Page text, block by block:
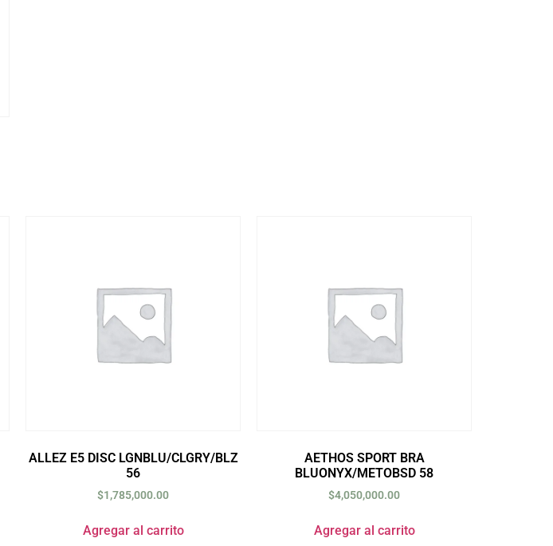
ALLEZ E5 DISC LGNBLU/CLGRY/BLZ
56
$1,785,000.00
Agregar al carrito
AETHOS SPORT BRA
BLUONYX/METOBSD 58
$4,050,000.00
Agregar al carrito